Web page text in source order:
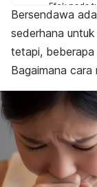
Efek pada
Cara
Hubungan
Bersendawa
sederhana
tetapi, beberapa
Bagaimana cara